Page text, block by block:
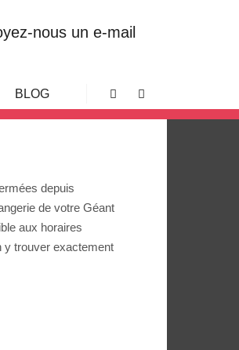
nous un e-mail
BLOG
Rechercher
Plus d’infos
depuis
de votre Géant
aux horaires
y trouver exactement